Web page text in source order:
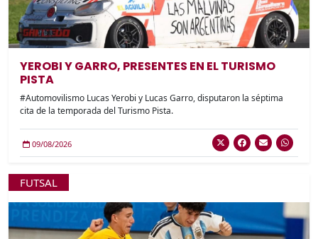
YEROBI Y GARRO, PRESENTES EN EL TURISMO
PISTA
#Automovilismo Lucas Yerobi y Lucas Garro, disputaron la séptima
cita de la temporada del Turismo Pista.
09/08/2026
FUTSAL